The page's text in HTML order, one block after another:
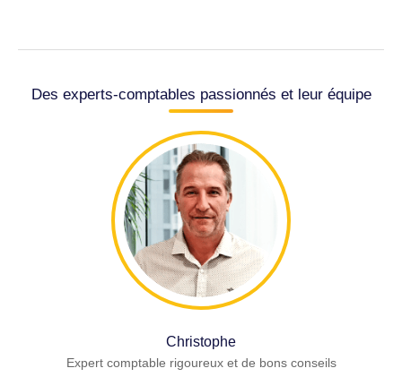
Des experts-comptables passionnés et leur équipe
Christophe
Expert comptable rigoureux et de bons conseils